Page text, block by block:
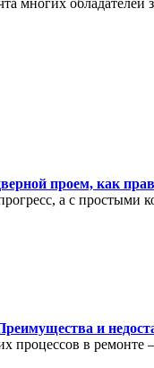
многих
проем, как
а с простыми
и
процессов в ремонте